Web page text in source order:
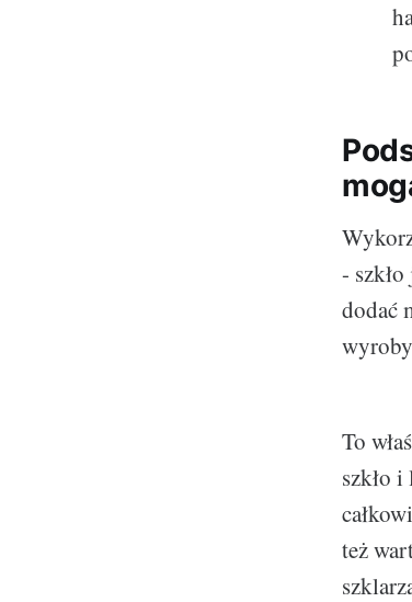
-
dodać
To
szkło
też